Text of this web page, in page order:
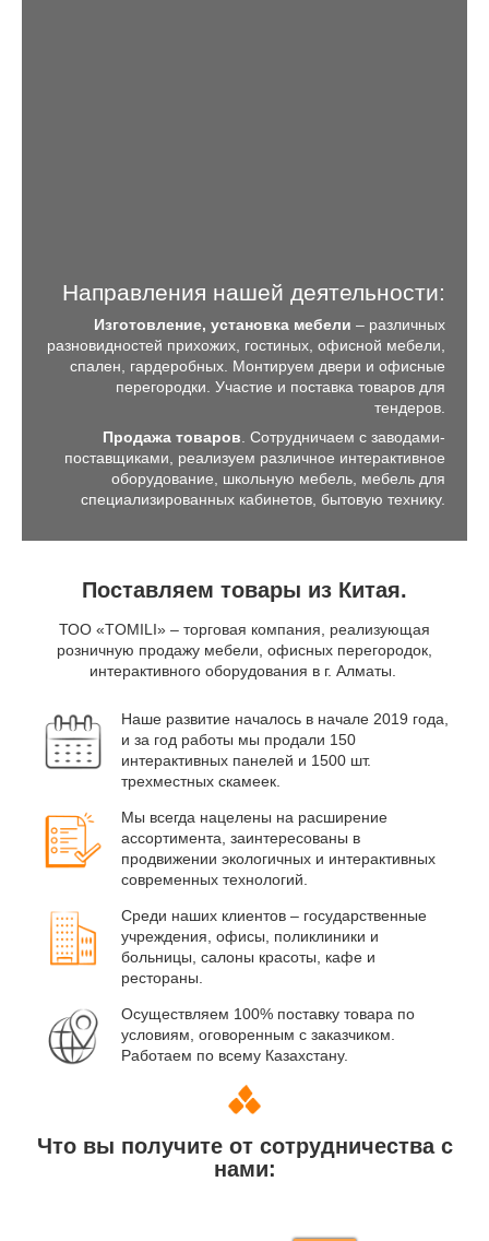
Направления нашей деятельности:
Изготовление, установка мебели – различных
разновидностей прихожих, гостиных, офисной мебели,
спален, гардеробных. Монтируем двери и офисные
перегородки. Участие и поставка товаров для
тендеров.
Продажа товаров . Сотрудничаем с заводами-
поставщиками, реализуем различное интерактивное
оборудование, школьную мебель, мебель для
специализированных кабинетов, бытовую технику.
Поставляем товары из Китая.
ТОО «TOMILI» – торговая компания, реализующая
розничную продажу мебели, офисных перегородок,
интерактивного оборудования в г. Алматы.
Наше развитие началось в начале 2019 года,
и за год работы мы продали 150
интерактивных панелей и 1500 шт.
трехместных скамеек.
Мы всегда нацелены на расширение
ассортимента, заинтересованы в
продвижении экологичных и интерактивных
современных технологий.
Среди наших клиентов – государственные
учреждения, офисы, поликлиники и
больницы, салоны красоты, кафе и
рестораны.
Осуществляем 100% поставку товара по
условиям, оговоренным с заказчиком.
Работаем по всему Казахстану.
Что вы получите от сотрудничества с
нами: